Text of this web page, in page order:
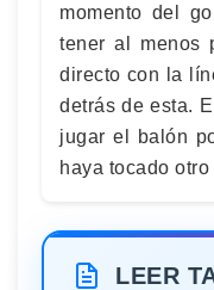
momento del
tener al menos
directo con la
detrás de esta.
jugar el balón
haya tocado otro
LEER